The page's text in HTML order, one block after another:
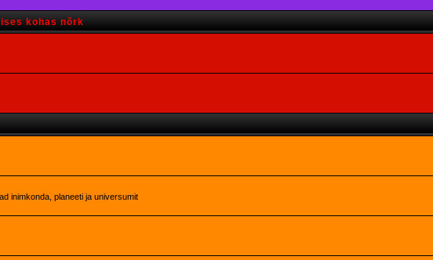
kohas nõrk
inimkonda, planeeti ja universumit